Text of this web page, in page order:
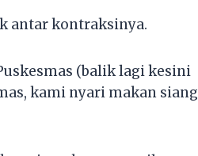
antar kontraksinya.
(balik lagi kesini
kami nyari makan siang